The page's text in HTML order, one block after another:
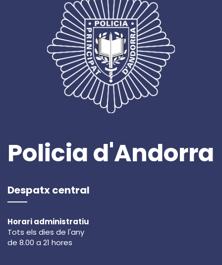
Policia d'Andorra
Despatx central
Horari administratiu
Tots els dies de l'any
de 8.00 a 21 hores